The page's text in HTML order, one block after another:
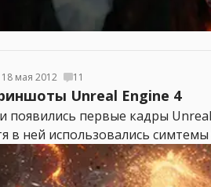
18 мая 2012 11
Unreal Engine 4
появились первые кадры
в ней использовались